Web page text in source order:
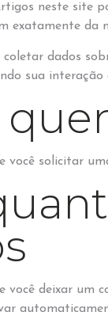
neste site
exatamente da
coletar dados
sua
você solicitar
você deixar um